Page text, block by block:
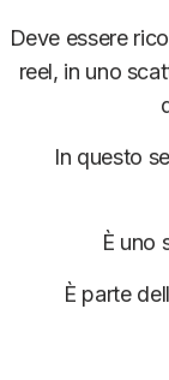
Deve essere
reel, in uno
In questo
È uno
È parte